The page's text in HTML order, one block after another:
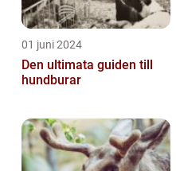
01 juni 2024
Den ultimata guiden till
hundburar